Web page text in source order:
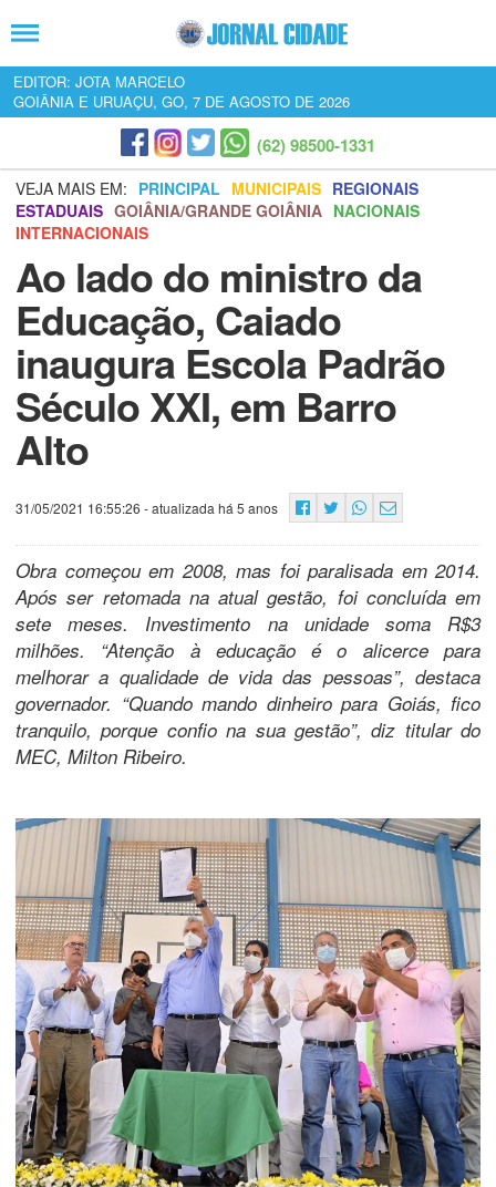
EDITOR: JOTA MARCELO
GOIÂNIA E URUAÇU, GO, 7 DE AGOSTO DE 2026
(62) 98500-1331
VEJA MAIS EM: PRINCIPAL MUNICIPAIS REGIONAIS
ESTADUAIS GOIÂNIA/GRANDE GOIÂNIA NACIONAIS
INTERNACIONAIS
Ao lado do ministro da
Educação, Caiado
inaugura Escola Padrão
Século XXI, em Barro
Alto
31/05/2021 16:55:26 - atualizada há 5 anos
Obra começou em 2008, mas foi paralisada em 2014.
Após ser retomada na atual gestão, foi concluída em
sete meses. Investimento na unidade soma R$3
milhões. “Atenção à educação é o alicerce para
melhorar a qualidade de vida das pessoas”, destaca
governador. “Quando mando dinheiro para Goiás, fico
tranquilo, porque confio na sua gestão”, diz titular do
MEC, Milton Ribeiro.